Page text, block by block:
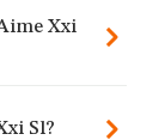
Xxi
Sl?